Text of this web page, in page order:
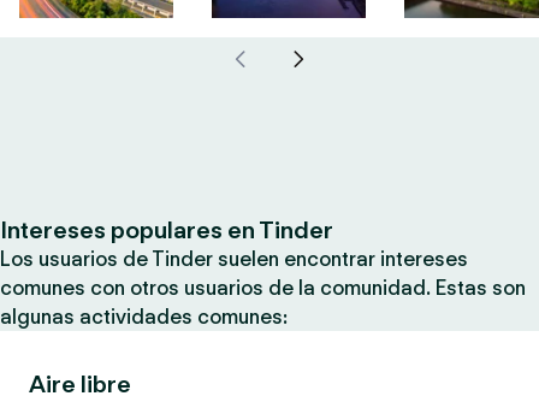
Intereses populares en Tinder
Los usuarios de Tinder suelen encontrar intereses
comunes con otros usuarios de la comunidad. Estas son
algunas actividades comunes:
Aire libre